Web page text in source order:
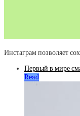
Инстаграм позволяет
Первый в мире
Read